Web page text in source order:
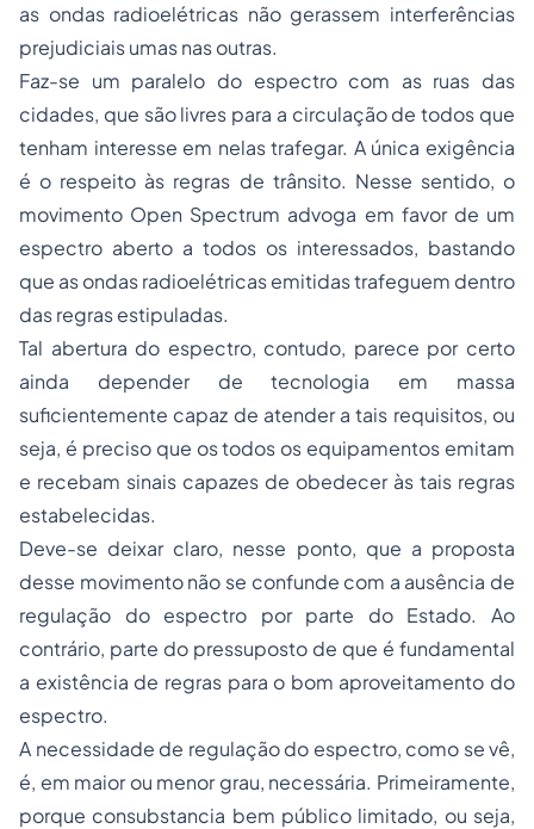
as ondas radioelétricas não gerassem interferências
prejudiciais umas nas outras.
Faz-se um paralelo do espectro com as ruas das
cidades, que são livres para a circulação de todos que
tenham interesse em nelas trafegar. A única exigência
é o respeito às regras de trânsito. Nesse sentido, o
movimento Open Spectrum advoga em favor de um
espectro aberto a todos os interessados, bastando
que as ondas radioelétricas emitidas trafeguem dentro
das regras estipuladas.
Tal abertura do espectro, contudo, parece por certo
ainda depender de tecnologia em massa
suficientemente capaz de atender a tais requisitos, ou
seja, é preciso que os todos os equipamentos emitam
e recebam sinais capazes de obedecer às tais regras
estabelecidas.
Deve-se deixar claro, nesse ponto, que a proposta
desse movimento não se confunde com a ausência de
regulação do espectro por parte do Estado. Ao
contrário, parte do pressuposto de que é fundamental
a existência de regras para o bom aproveitamento do
espectro.
A necessidade de regulação do espectro, como se vê,
é, em maior ou menor grau, necessária. Primeiramente,
porque consubstancia bem público limitado, ou seja,